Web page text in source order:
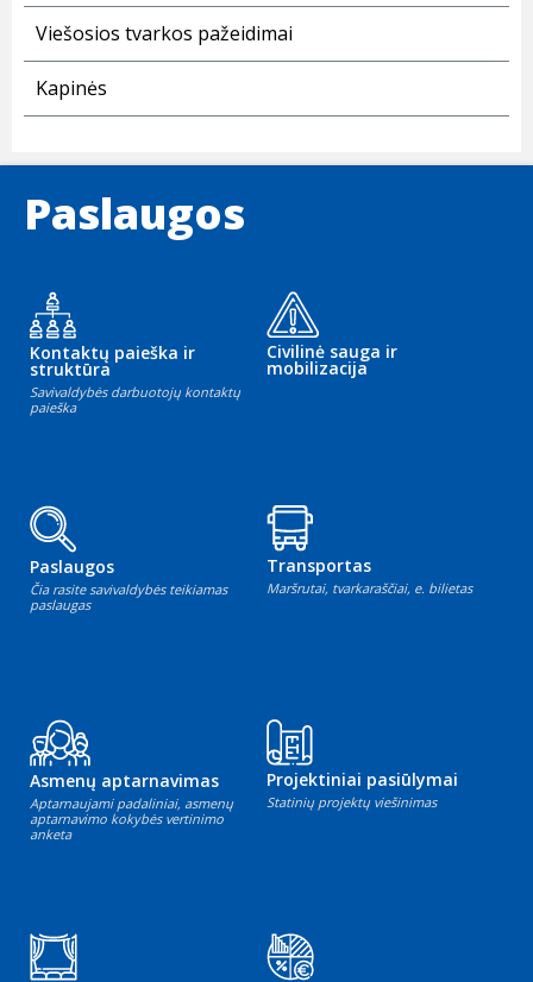
Viešosios tvarkos pažeidimai
Kapinės
Paslaugos
Kontaktų paieška ir
struktūra
Savivaldybės darbuotojų kontaktų
paieška
Civilinė sauga ir
mobilizacija
Paslaugos
Čia rasite savivaldybės teikiamas
paslaugas
Transportas
Maršrutai, tvarkaraščiai, e. bilietas
Asmenų aptarnavimas
Aptarnaujami padaliniai, asmenų
aptarnavimo kokybės vertinimo
anketa
Projektiniai pasiūlymai
Statinių projektų viešinimas